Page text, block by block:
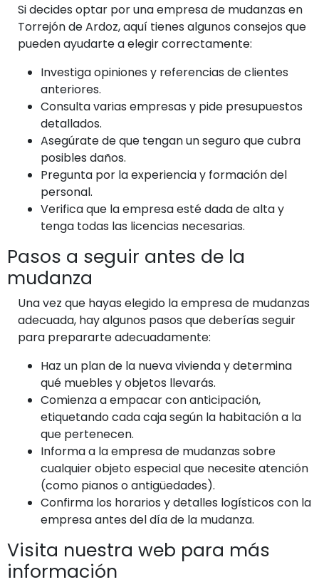
Si decides optar por una empresa de mudanzas en
Torrejón de Ardoz, aquí tienes algunos consejos que
pueden ayudarte a elegir correctamente:
Investiga opiniones y referencias de clientes
anteriores.
Consulta varias empresas y pide presupuestos
detallados.
Asegúrate de que tengan un seguro que cubra
posibles daños.
Pregunta por la experiencia y formación del
personal.
Verifica que la empresa esté dada de alta y
tenga todas las licencias necesarias.
Pasos a seguir antes de la
mudanza
Una vez que hayas elegido la empresa de mudanzas
adecuada, hay algunos pasos que deberías seguir
para prepararte adecuadamente:
Haz un plan de la nueva vivienda y determina
qué muebles y objetos llevarás.
Comienza a empacar con anticipación,
etiquetando cada caja según la habitación a la
que pertenecen.
Informa a la empresa de mudanzas sobre
cualquier objeto especial que necesite atención
(como pianos o antigüedades).
Confirma los horarios y detalles logísticos con la
empresa antes del día de la mudanza.
Visita nuestra web para más
información